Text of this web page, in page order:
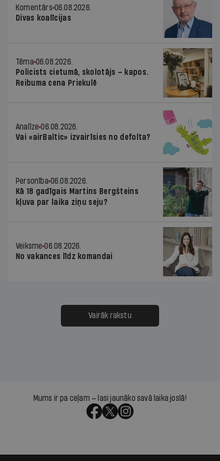
Komentārs 06.08.2026.
Divas koalīcijas
Tēma 06.08.2026.
Policists cietumā, skolotājs – kapos.
Reibuma cena Priekulē
Analīze 06.08.2026.
Vai «airBaltic» izvairīsies no defolta?
Personība 06.08.2026.
Kā 18 gadīgais Martins Bergšteins
kļuva par laika ziņu seju?
Veiksme 06.08.2026.
No vakances līdz komandai
Vairāk rakstu
Mums ir pa ceļam — lasi jaunāko savā laika joslā!